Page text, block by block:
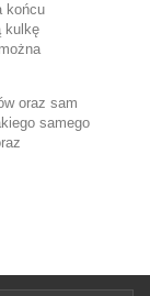
końcu
kulkę
oraz sam
samego